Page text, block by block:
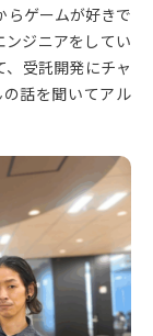
らゲームが好きで
ンジニアをしてい
、受託開発にチャ
話を聞いてアル